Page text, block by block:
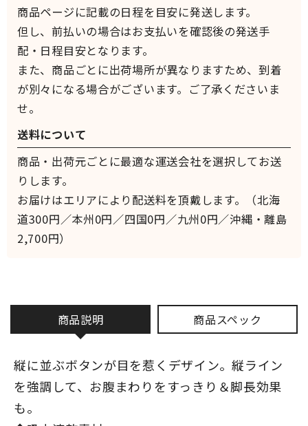
商品説明 商品スペック
縦に並ぶボタンが目を惹くデザイン。縦ライン
を強調して、お腹まわりをすっきり＆脚長効果
も。
商品ページに記載の日程を目安に発送します。
但し、前払いの場合はお支払いを確認後の発送手
配・日程目安となります。
また、商品ごとに出荷場所が異なりますため、到着
が別々になる場合がございます。ご了承くださいま
せ。
送料について
商品・出荷元ごとに最適な運送会社を選択してお送
りします。
お届けはエリアにより配送料を頂戴します。（北海
道300円／本州0円／四国0円／九州0円／沖縄・離島
2,700円）